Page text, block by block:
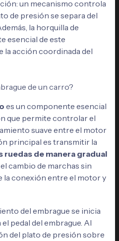
un mecanismo controla
de presión se separa del
la horquilla de
esencial de este
la acción coordinada del
de un carro?
es un componente esencial
que permite controlar el
suave entre el motor
principal es transmitir la
ruedas de manera gradual
cambio de marchas sin
conexión entre el motor y
del embrague se inicia
pedal del embrague. Al
del plato de presión sobre